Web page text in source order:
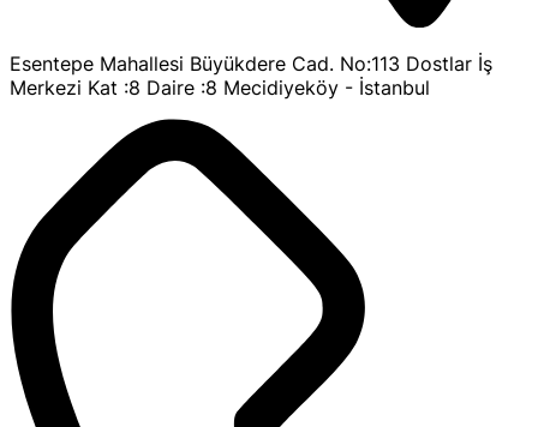
Esentepe Mahallesi Büyükdere Cad. No:113 Dostlar İş
Merkezi Kat :8 Daire :8 Mecidiyeköy - İstanbul